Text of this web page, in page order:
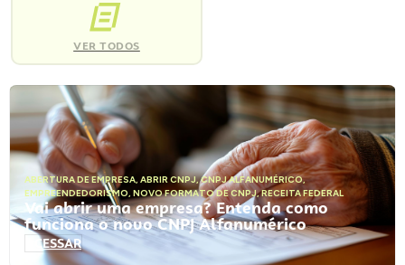
VER TODOS
ABERTURA DE EMPRESA, ABRIR CNPJ,CNPJ ALFANUMÉRICO,
EMPREENDEDORISMO, NOVO FORMATO DE CNPJ,RECEITA FEDERAL
Vai abrir uma empresa? Entenda como
funciona o novo CNPJ Alfanumérico
ACESSAR